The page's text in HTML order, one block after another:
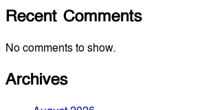
Recent Comments
No comments to show.
Archives